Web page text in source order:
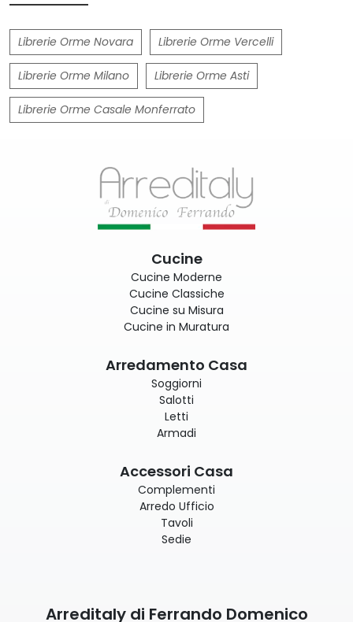
Librerie Orme Novara Librerie Orme Vercelli
Librerie Orme Milano Librerie Orme Asti
Librerie Orme Casale Monferrato
Cucine
Cucine Moderne
Cucine Classiche
Cucine su Misura
Cucine in Muratura
Arredamento Casa
Soggiorni
Salotti
Letti
Armadi
Accessori Casa
Complementi
Arredo Ufficio
Tavoli
Sedie
Arreditaly di Ferrando Domenico